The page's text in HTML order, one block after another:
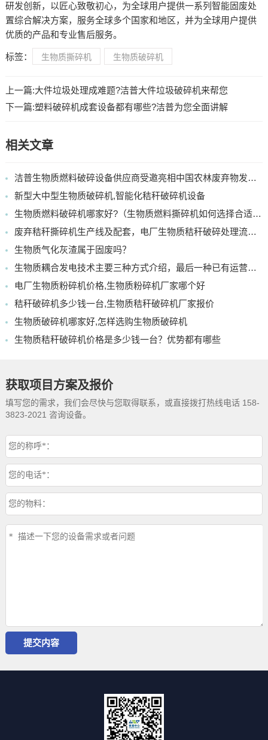
研发创新，以匠心致敬初心，为全球用户提供一系列智能固废处
置综合解决方案，服务全球多个国家和地区，并为全球用户提供
优质的产品和专业售后服务。
标签： 生物质撕碎机 生物质破碎机
上一篇:大件垃圾处理成难题?洁普大件垃圾破碎机来帮您
下一篇:塑料破碎机成套设备都有哪些?洁普为您全面讲解
相关文章
洁普生物质燃料破碎设备供应商受邀亮相中国农林废弃物发电行业展会
新型大中型生物质破碎机,智能化秸秆破碎机设备
生物质燃料破碎机哪家好?（生物质燃料撕碎机如何选择合适的）
废弃秸秆撕碎机生产线及配套，电厂生物质秸秆破碎处理流程介绍
生物质气化灰渣属于固废吗？
生物质耦合发电技术主要三种方式介绍，最后一种已有运营项目
电厂生物质粉碎机价格,生物质粉碎机厂家哪个好
秸秆破碎机多少钱一台,生物质秸秆破碎机厂家报价
生物质破碎机哪家好,怎样选购生物质破碎机
生物质秸秆破碎机价格是多少钱一台？优势都有哪些
获取项目方案及报价
填写您的需求，我们会尽快与您取得联系，或直接拨打热线电话 158-
3823-2021 咨询设备。